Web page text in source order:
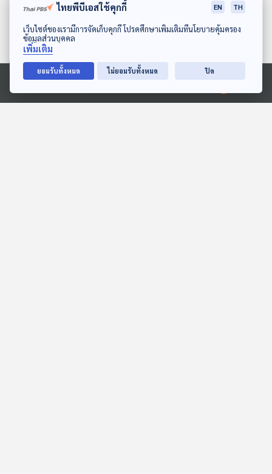
ดาวน์โหลด Thai PBS Podcast Application
Ⓒ 2020 องค์การกระจายเสียงและแพร่ภาพสาธารณะแห่งประเทศไทย
ซอกแซกอาเซียน SS1 EP4
ก้อนหินพิศวงแห่งลุ่มน้ำอิ
รวดี
ทีละเรื่อง ทีละภาพ
ซอกแซกอาเซียน SS1 EP5
ก้อนหินพิศวงแห่งลุ่มน้ำอิ
ตอนที่เกี่ยวข้อง
ไทยพีบีเอสใช้คุกกี้ EN TH
เว็บไซต์ของเรามีการจัดเก็บคุกกี้ โปรดศึกษาเพิ่มเติมที่นโยบายคุ้มครอง
ข้อมูลส่วนบุคคล
เพิ่มเติม
ยอมรับทั้งหมด ไม่ยอมรับทั้งหมด ปิด